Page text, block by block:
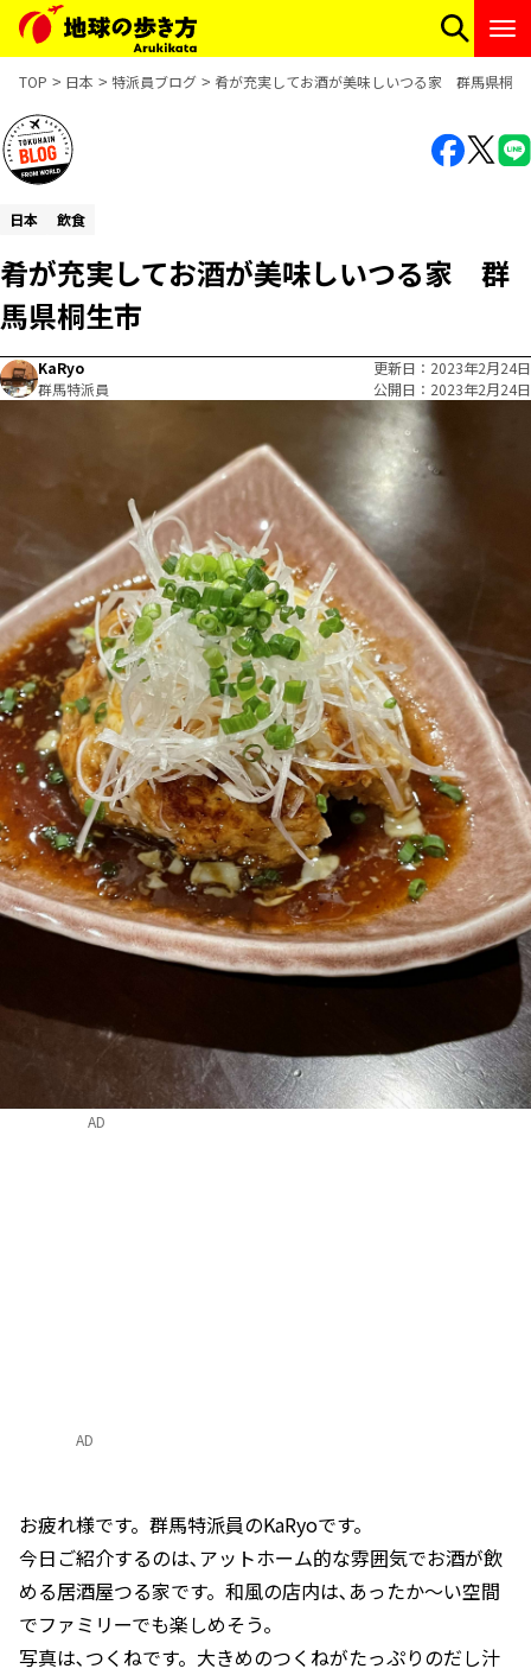
TOP 日本 特派員ブログ 肴が充実してお酒が美味しいつる家 群馬県桐生
日本 飲食
肴が充実してお酒が美味しいつる家 群
馬県桐生市
KaRyo
群馬特派員
更新日
2023年2月24日
公開日
2023年2月24日
AD
お疲れ様です。群馬特派員のKaRyoです。
今日ご紹介するのは､アットホーム的な雰囲気でお酒が飲
める居酒屋つる家です。和風の店内は､あったか〜い空間
でファミリーでも楽しめそう。
写真は､つくねです。大きめのつくねがたっぷりのだし汁
AD